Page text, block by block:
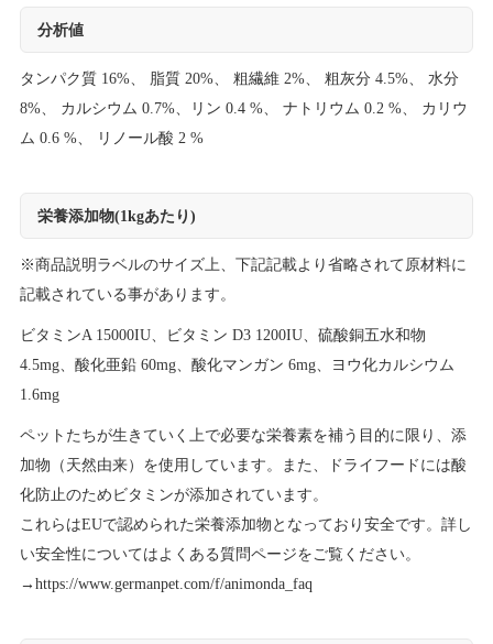
分析値
タンパク質 16%、 脂質 20%、 粗繊維 2%、 粗灰分 4.5%、 水分
8%、 カルシウム 0.7%、リン 0.4 %、 ナトリウム 0.2 %、 カリウ
ム 0.6 %、 リノール酸 2 %
栄養添加物(1kgあたり)
※商品説明ラベルのサイズ上、下記記載より省略されて原材料に
記載されている事があります。
ビタミンA 15000IU、ビタミン D3 1200IU、硫酸銅五水和物
4.5mg、酸化亜鉛 60mg、酸化マンガン 6mg、ヨウ化カルシウム
1.6mg
ペットたちが生きていく上で必要な栄養素を補う目的に限り、添
加物（天然由来）を使用しています。また、ドライフードには酸
化防止のためビタミンが添加されています。
これらはEUで認められた栄養添加物となっており安全です。詳し
い安全性についてはよくある質問ページをご覧ください。
→ https://www.germanpet.com/f/animonda_faq